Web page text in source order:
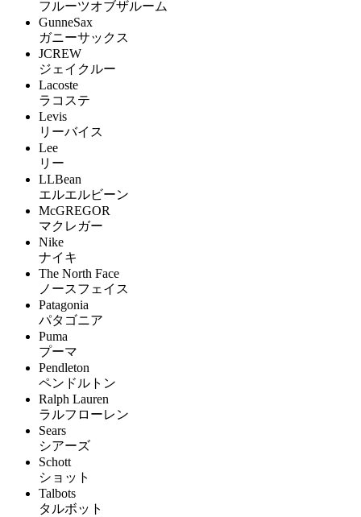
フルーツオブザルーム
GunneSax
ガニーサックス
JCREW
ジェイクルー
Lacoste
ラコステ
Levis
リーバイス
Lee
リー
LLBean
エルエルビーン
McGREGOR
マクレガー
Nike
ナイキ
The North Face
ノースフェイス
Patagonia
パタゴニア
Puma
プーマ
Pendleton
ペンドルトン
Ralph Lauren
ラルフローレン
Sears
シアーズ
Schott
ショット
Talbots
タルボット